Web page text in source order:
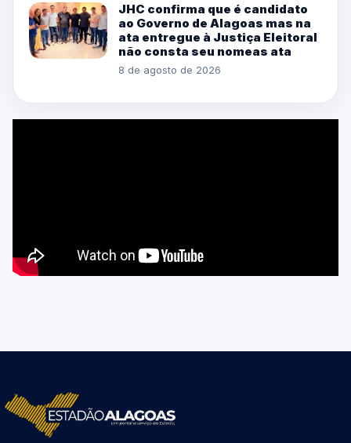
JHC confirma que é candidato
ao Governo de Alagoas mas na
ata entregue à Justiça Eleitoral
não consta seu nomeas ata
8 de agosto de 2026